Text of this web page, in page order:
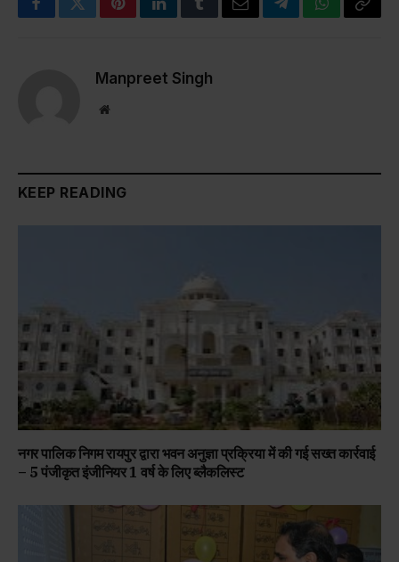
FacebookTwitterPinterestLinkedInTumblrEmailTelegramWhatsApp
Copy
Manpreet Singh
Website
KEEP READING
नगर पालिक निगम रायपुर द्वारा भवन अनुज्ञा प्रक्रिया में की गई सख्त कार्रवाई
– 5 पंजीकृत इंजीनियर 1 वर्ष के लिए ब्लैकलिस्ट